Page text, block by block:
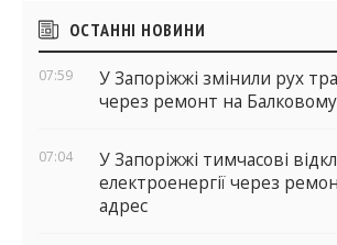
Бічні
віджети
ОСТАННІ НОВИНИ
07:59
У Запоріжжі змінили рух
через ремонт на
07:04
У Запоріжжі тимчасові
електроенергії через
адрес